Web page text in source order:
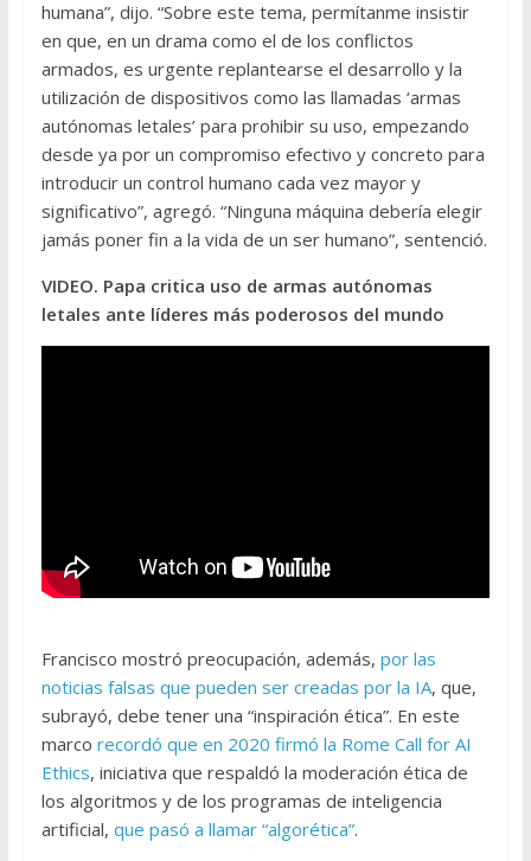
humana”, dijo. “Sobre este tema, permítanme insistir
en que, en un drama como el de los conflictos
armados, es urgente replantearse el desarrollo y la
utilización de dispositivos como las llamadas ‘armas
autónomas letales’ para prohibir su uso, empezando
desde ya por un compromiso efectivo y concreto para
introducir un control humano cada vez mayor y
significativo”, agregó. “Ninguna máquina debería elegir
jamás poner fin a la vida de un ser humano”, sentenció.
VIDEO. Papa critica uso de armas autónomas
letales ante líderes más poderosos del mundo
Francisco mostró preocupación, además, por las
noticias falsas que pueden ser creadas por la IA, que,
subrayó, debe tener una “inspiración ética”. En este
marco recordó que en 2020 firmó la Rome Call for AI
Ethics, iniciativa que respaldó la moderación ética de
los algoritmos y de los programas de inteligencia
artificial, que pasó a llamar “algorética”.